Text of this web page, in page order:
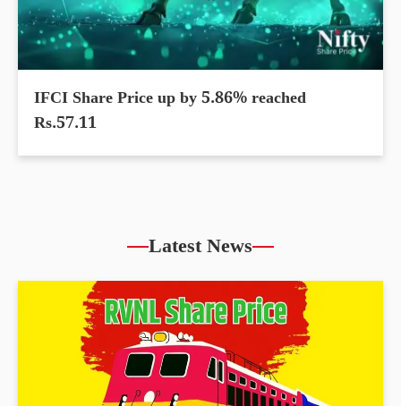
IFCI Share Price up by 5.86% reached
Rs.57.11
Latest News